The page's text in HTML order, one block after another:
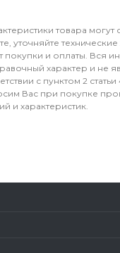
товара могут
уточняйте
покупки и оплаты. Вся
характер и не
с пунктом 2
Вас при покупке
и характеристик.